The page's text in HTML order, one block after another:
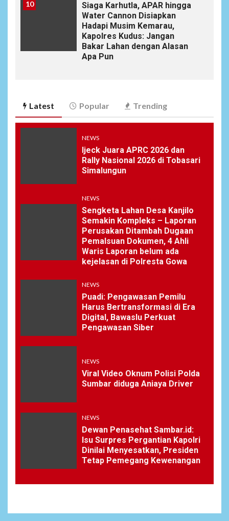
10
Siaga Karhutla, APAR hingga
Water Cannon Disiapkan
Hadapi Musim Kemarau,
Kapolres Kudus: Jangan
Bakar Lahan dengan Alasan
Apa Pun
Latest Popular Trending
NEWS
Ijeck Juara APRC 2026 dan
Rally Nasional 2026 di Tobasari
Simalungun
NEWS
Sengketa Lahan Desa Kanjilo
Semakin Kompleks – Laporan
Perusakan Ditambah Dugaan
Pemalsuan Dokumen, 4 Ahli
Waris Laporan belum ada
kejelasan di Polresta Gowa
NEWS
Puadi: Pengawasan Pemilu
Harus Bertransformasi di Era
Digital, Bawaslu Perkuat
Pengawasan Siber
NEWS
Viral Video Oknum Polisi Polda
Sumbar diduga Aniaya Driver
NEWS
Dewan Penasehat Sambar.id:
Isu Surpres Pergantian Kapolri
Dinilai Menyesatkan, Presiden
Tetap Pemegang Kewenangan